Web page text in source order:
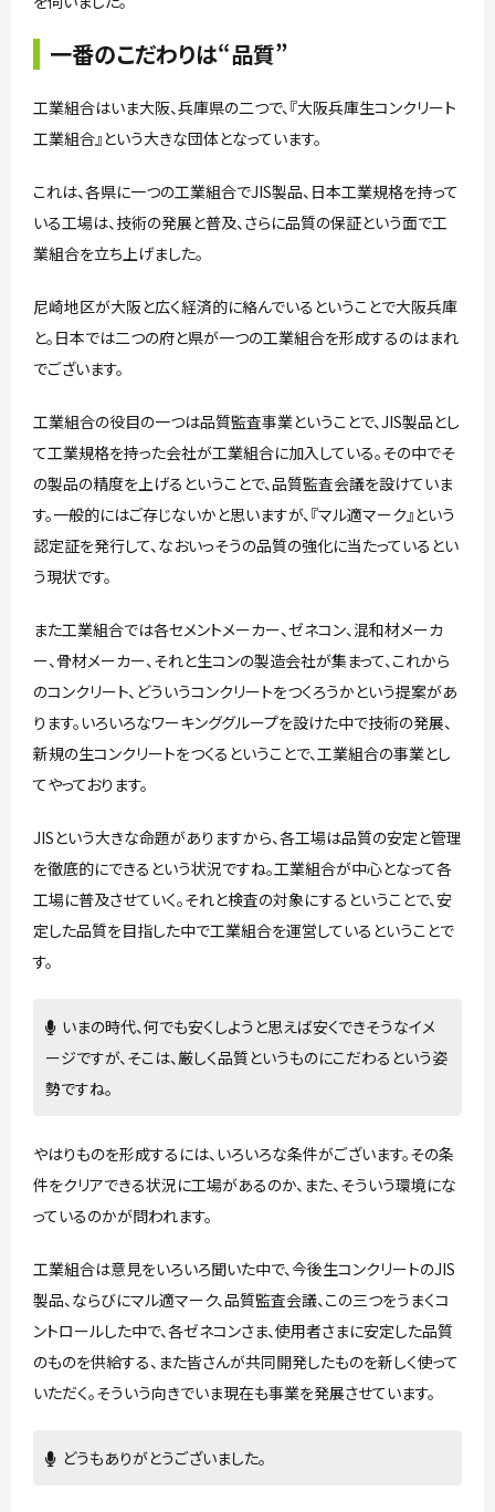
一番のこだわりは“品質”
工業組合はいま大阪、兵庫県の二つで、『大阪兵庫生コンクリート
工業組合』という大きな団体となっています。
これは、各県に一つの工業組合でJIS製品、日本工業規格を持って
いる工場は、技術の発展と普及、さらに品質の保証という面で工
業組合を立ち上げました。
尼崎地区が大阪と広く経済的に絡んでいるということで大阪兵庫
と。日本では二つの府と県が一つの工業組合を形成するのはまれ
でございます。
工業組合の役目の一つは品質監査事業ということで、JIS製品とし
て工業規格を持った会社が工業組合に加入している。その中でそ
の製品の精度を上げるということで、品質監査会議を設けていま
す。一般的にはご存じないかと思いますが、『マル適マーク』という
認定証を発行して、なおいっそうの品質の強化に当たっているとい
う現状です。
また工業組合では各セメントメーカー、ゼネコン、混和材メーカ
ー、骨材メーカー、それと生コンの製造会社が集まって、これから
のコンクリート、どういうコンクリートをつくろうかという提案があ
ります。いろいろなワーキンググループを設けた中で技術の発展、
新規の生コンクリートをつくるということで、工業組合の事業とし
てやっております。
JISという大きな命題がありますから、各工場は品質の安定と管理
を徹底的にできるという状況ですね。工業組合が中心となって各
工場に普及させていく。それと検査の対象にするということで、安
定した品質を目指した中で工業組合を運営しているということで
す。
いまの時代、何でも安くしようと思えば安くできそうなイメ
ージですが、そこは、厳しく品質というものにこだわるという姿
勢ですね。
やはりものを形成するには、いろいろな条件がございます。その条
件をクリアできる状況に工場があるのか、また、そういう環境にな
っているのかが問われます。
工業組合は意見をいろいろ聞いた中で、今後生コンクリートのJIS
製品、ならびにマル適マーク、品質監査会議、この三つをうまくコ
ントロールした中で、各ゼネコンさま、使用者さまに安定した品質
のものを供給する、また皆さんが共同開発したものを新しく使って
いただく。そういう向きでいま現在も事業を発展させています。
どうもありがとうございました。